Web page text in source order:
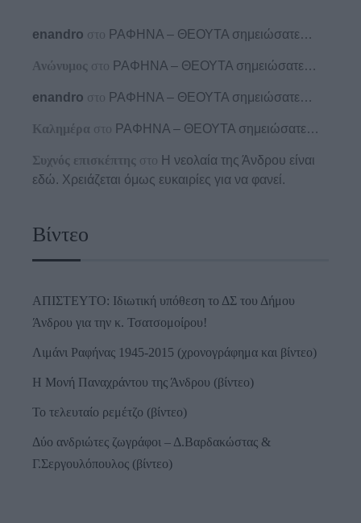
enandro στο ΡΑΦΗΝΑ – ΘΕΟΥΤΑ σημειώσατε…
Ανώνυμος στο ΡΑΦΗΝΑ – ΘΕΟΥΤΑ σημειώσατε…
enandro στο ΡΑΦΗΝΑ – ΘΕΟΥΤΑ σημειώσατε…
Καλημέρα στο ΡΑΦΗΝΑ – ΘΕΟΥΤΑ σημειώσατε…
Συχνός επισκέπτης στο Η νεολαία της Άνδρου είναι
εδώ. Χρειάζεται όμως ευκαιρίες για να φανεί.
Βίντεο
ΑΠΙΣΤΕΥΤΟ: Ιδιωτική υπόθεση το ΔΣ του Δήμου
Άνδρου για την κ. Τσατσομοίρου!
Λιμάνι Ραφήνας 1945-2015 (χρονογράφημα και βίντεο)
Η Μονή Παναχράντου της Άνδρου (βίντεο)
Το τελευταίο ρεμέτζο (βίντεο)
Δύο ανδριώτες ζωγράφοι – Δ.Βαρδακώστας &
Γ.Σεργουλόπουλος (βίντεο)